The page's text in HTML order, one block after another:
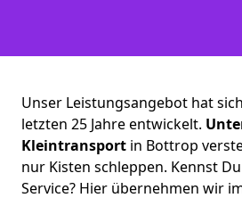
Unser Leistungsangebot hat
letzten 25 Jahre entwickelt.
Kleintransport in Bottrop
nur Kisten schleppen. Kennst
Service? Hier übernehmen wir